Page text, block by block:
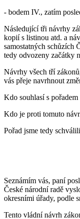
- bodem IV., zatím
Následující tři návrhy
kopií s listinou atd. a
samostatných schůzích
tedy odvozeny začátky
Návrhy všech tří
vás přeje navrhnout
Kdo souhlasí s
Kdo je proti tomuto
Pořad jsme tedy
Seznámím vás, paní
České národní radě
okresními úřady, podle
Tento vládní návrh